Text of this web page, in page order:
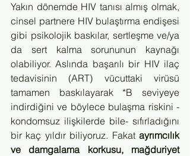
Yakın dönemde HIV tanısı almış olmak,
cinsel partnere HIV bulaştırma endişesi
gibi psikolojik baskılar, sertleşme ve/ya
da sert kalma sorununun kaynağı
olabiliyor. Aslında başarılı bir HIV ilaç
tedavisinin (ART) vücuttaki virüsü
tamamen baskılayarak *B seviyeye
indirdiğini ve böylece bulaşma riskini -
kondomsuz ilişkilerde bile- sıfırladığını
bir kaç yıldır biliyoruz. Fakat ayrımcılık
ve damgalama korkusu, mağduriyet